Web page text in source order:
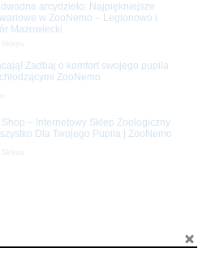
arcydzieło: Najpiękniejsze
w ZooNemo – Legionowo i
Mazowiecki
Zadbaj o komfort swojego pupila
ZooNemo
Shop – Internetowy Sklep Zoologiczny
Dla Twojego Pupila | ZooNemo